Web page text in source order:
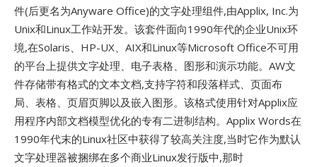
件(后更名为Anyware Office)的文字处理组件,由Applix, Inc.为
Unix和Linux工作站开发。该套件面向1990年代的企业Unix环
境,在Solaris、HP-UX、AIX和Linux等Microsoft Office不可用
的平台上提供文字处理、电子表格、图形和演示功能。AW文
件存储带有格式的文本文档,支持字符和段落样式、页面布
局、表格、页眉页脚以及嵌入图形。该格式使用针对Applix应
用程序内部文档模型优化的专有二进制结构。Applix Words在
1990年代末的Linux社区中获得了较高关注度,当时它作为默认
文字处理器被捆绑在多个商业Linux发行版中,那时